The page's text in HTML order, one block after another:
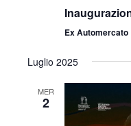
Ex Automercato
Luglio 2025
MER
2